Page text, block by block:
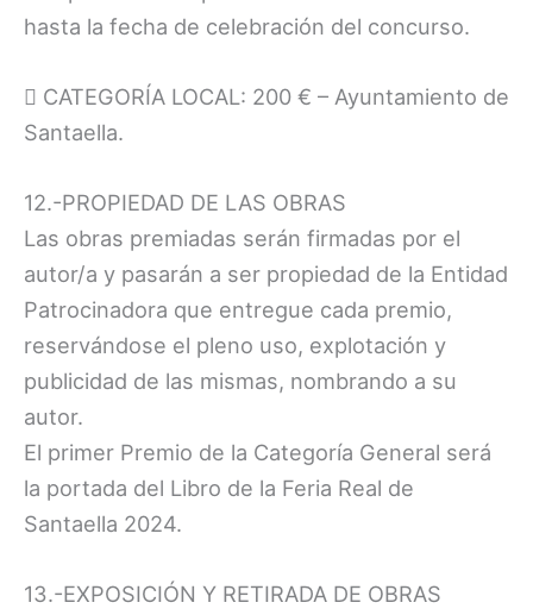
hasta la fecha de celebración del concurso.
 CATEGORÍA LOCAL: 200 € – Ayuntamiento de
Santaella.
12.-PROPIEDAD DE LAS OBRAS
Las obras premiadas serán firmadas por el
autor/a y pasarán a ser propiedad de la Entidad
Patrocinadora que entregue cada premio,
reservándose el pleno uso, explotación y
publicidad de las mismas, nombrando a su
autor.
El primer Premio de la Categoría General será
la portada del Libro de la Feria Real de
Santaella 2024.
13.-EXPOSICIÓN Y RETIRADA DE OBRAS